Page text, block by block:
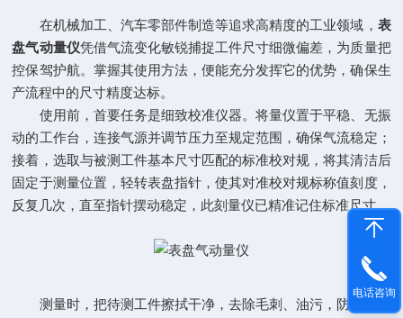
在机械加工、汽车零部件制造等追求高精度的工业领域， 表
盘气动量仪凭借气流变化敏锐捕捉工件尺寸细微偏差，为质量把
控保驾护航。掌握其使用方法，便能充分发挥它的优势，确保生
产流程中的尺寸精度达标。
使用前，首要任务是细致校准仪器。将量仪置于平稳、无振
动的工作台，连接气源并调节压力至规定范围，确保气流稳定；
接着，选取与被测工件基本尺寸匹配的标准校对规，将其清洁后
固定于测量位置，轻转表盘指针，使其对准校对规标称值刻度，
反复几次，直至指针摆动稳定，此刻量仪已精准记住标准尺寸。
测量时，把待测工件擦拭干净，去除毛刺、油污，防止干扰
电话咨询